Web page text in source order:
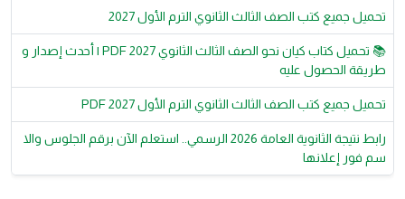
تحميل جميع كتب الصف الثالث الثانوي الترم الأول 2027
📚 تحميل كتاب كيان نحو الصف الثالث الثانوي 2027 PDF | أحدث إصدار و
طريقة الحصول عليه
تحميل جميع كتب الصف الثالث الثانوي الترم الأول 2027 PDF
رابط نتيجة الثانوية العامة 2026 الرسمي.. استعلم الآن برقم الجلوس والا
سم فور إعلانها